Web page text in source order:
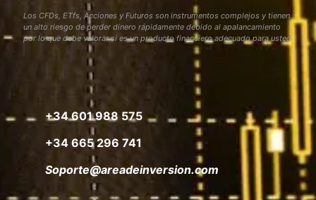
Los CFDs, ETfs, Acciones y Futuros son instrumentos complejos y tienen
un alto riesgo de perder dinero rápidamente debido al apalancamiento
por lo que debe valorar si es un producto financiero adecuado para usted
+34 601 988 575
+34 665 296 741
Soporte@areadeinversion.com